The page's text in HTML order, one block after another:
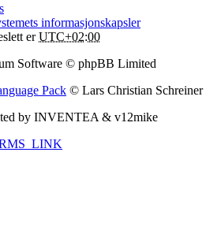
informasjonskapsler
erUTC+02:00
Software © phpBB Limited
Pack © Lars Christian Schreiner
by INVENTEA & v12mike